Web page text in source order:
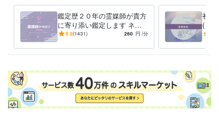
鑑定歴２０年の霊媒師が貴方
に寄り添い鑑定します ネガ
ティブエネルギーを吹き飛ば
5.0(1431) 260 円 /分
初回
(霊
方は